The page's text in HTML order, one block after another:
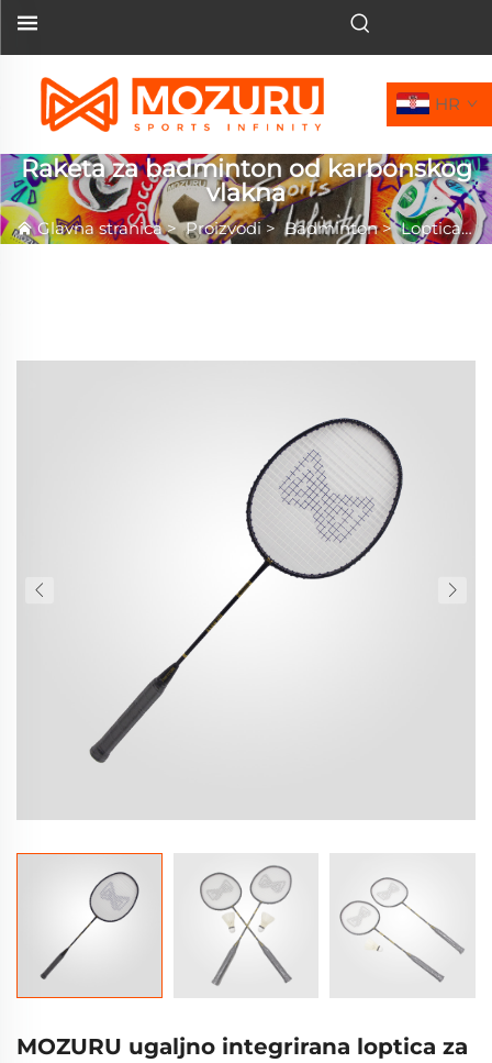
HR
Raketa za badminton od karbonskog
vlakna
Glavna stranica>Proizvodi >Badminton>Loptica za badminton
MOZURU ugaljno integrirana loptica za